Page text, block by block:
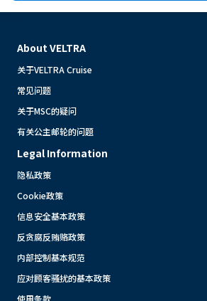
About VELTRA
关于VELTRA Cruise
常见问题
关于MSC的疑问
有关公主邮轮的问题
Legal Information
隐私政策
Cookie政策
信息安全基本政策
反贪腐反贿赂政策
内部控制基本规范
应对顾客骚扰的基本政策
使用条款